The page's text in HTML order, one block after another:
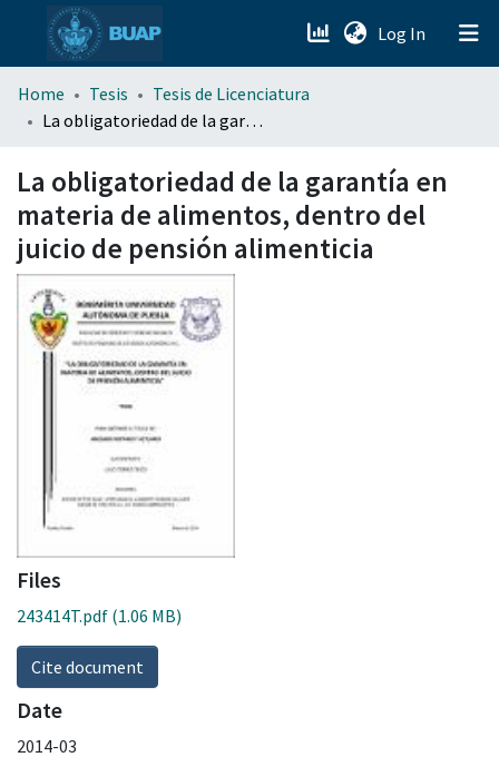
Log In (current)
menu.section.about_menu
Home Tesis
Tesis de Licenciatura
La obligatoriedad de la garantía en materia de alimentos, dentro del juicio de pensión alimenticia
La obligatoriedad de la garantía en
materia de alimentos, dentro del
juicio de pensión alimenticia
Files
243414T.pdf (1.06 MB)
Cite document
Date
2014-03